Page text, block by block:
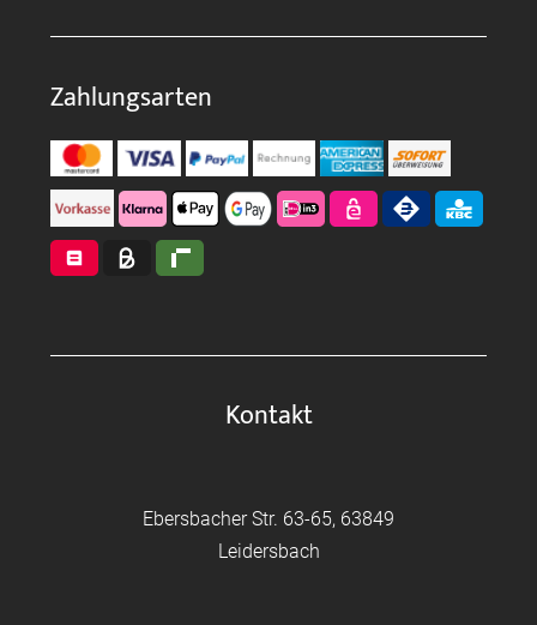
Zahlungsarten
Kontakt
Ebersbacher Str. 63-65, 63849
Leidersbach